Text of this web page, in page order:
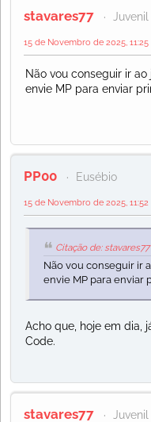
stavares77 Juvenil
15 de Novembro de 2025, 11:25
Não vou conseguir ir
envie MP para enviar
PP00 Eusébio
15 de Novembro de 2025, 11:52
Citação de:
Não vou conseguir ir
envie MP para enviar
Acho que, hoje em dia,
Code.
stavares77 Juvenil